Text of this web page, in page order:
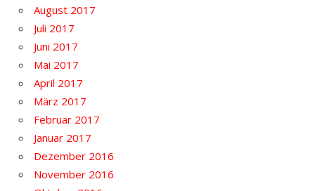
August 2017
Juli 2017
Juni 2017
Mai 2017
April 2017
März 2017
Februar 2017
Januar 2017
Dezember 2016
November 2016